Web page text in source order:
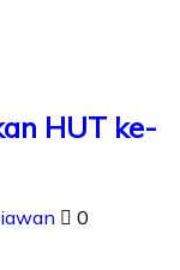
HUT ke-
0